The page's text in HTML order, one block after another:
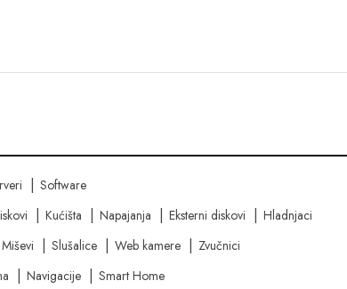
Software
Kućišta Napajanja Eksterni diskovi
Hladnjaci
Miševi Slušalice Web kamere
Zvučnici
Navigacije Smart Home